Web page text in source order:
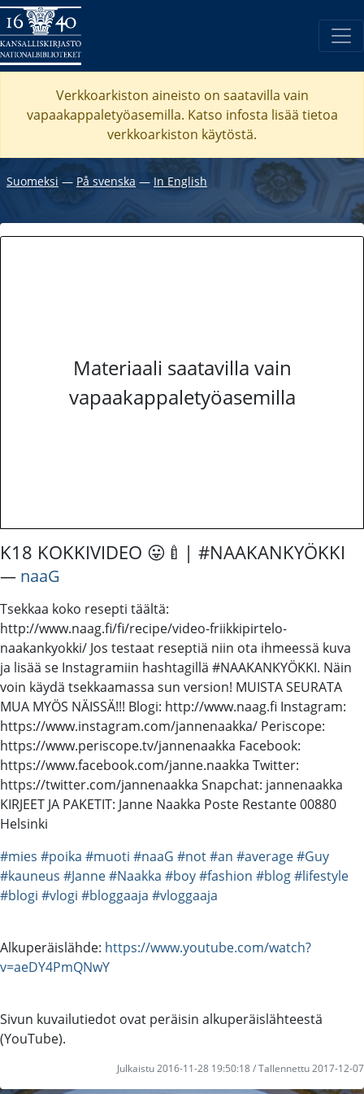
Verkkoarkiston aineisto on saatavilla vain
vapaakappaletyöasemilla. Katso infosta lisää tietoa
verkkoarkiston käytöstä.
Suomeksi ― På svenska ― In English
Materiaali saatavilla vain
vapaakappaletyöasemilla
K18 KOKKIVIDEO 😛🍼| #NAAKANKYÖKKI
― naaG
Tsekkaa koko resepti täältä:
http://www.naag.fi/fi/recipe/video-friikkipirtelo-
naakankyokki/ Jos testaat reseptiä niin ota ihmeessä kuva
ja lisää se Instagramiin hashtagillä #NAAKANKYÖKKI. Näin
voin käydä tsekkaamassa sun version! MUISTA SEURATA
MUA MYÖS NÄISSÄ!!! Blogi: http://www.naag.fi Instagram:
https://www.instagram.com/jannenaakka/ Periscope:
https://www.periscope.tv/jannenaakka Facebook:
https://www.facebook.com/janne.naakka Twitter:
https://twitter.com/jannenaakka Snapchat: jannenaakka
KIRJEET JA PAKETIT: Janne Naakka Poste Restante 00880
Helsinki
#mies #poika #muoti #naaG #not#an #average#Guy
#kauneus #Janne#Naakka #boy#fashion #blog#lifestyle
#blogi #vlogi #bloggaaja #vloggaaja
Alkuperäislähde: https://www.youtube.com/watch?
v=aeDY4PmQNwY
Sivun kuvailutiedot ovat peräisin alkuperäislähteestä
(YouTube).
Julkaistu 2016-11-28 19:50:18 / Tallennettu 2017-12-07